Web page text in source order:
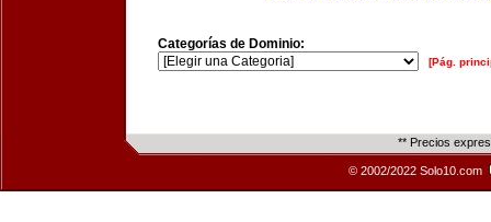
Categorías de Dominio:
[Pág.
** Precios
© 2002/2022 Solo10.com